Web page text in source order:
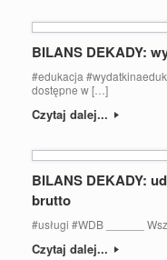
BILANS DEKADY:
#edukacja
dostępne w […]
Czytaj dalej...
BILANS DEKADY:
brutto
#usługi #WDB ______
Czytaj dalej...